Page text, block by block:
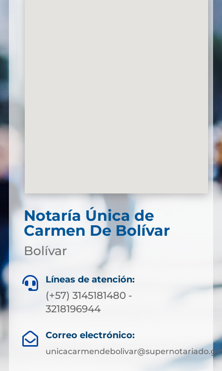
Notaría Única de
Carmen De Bolívar
Bolívar
 Líneas de atención:
(+57) 3145181480 -
3218196944
 Correo electrónico: